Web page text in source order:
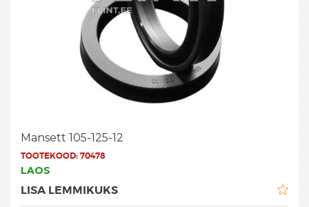
Mansett 105-125-12
TOOTEKOOD:70478
LAOS
LISA LEMMIKUKS